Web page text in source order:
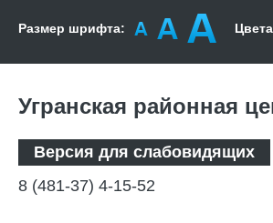
Размер шрифта:
Угранская районная
Версия для слабовидящих
8 (481-37) 4-15-52